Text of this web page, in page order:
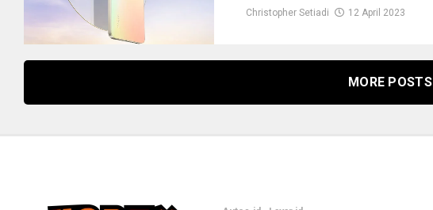
Christopher Setiadi 12 April 2023
MORE POSTS